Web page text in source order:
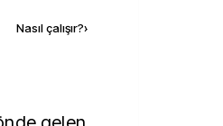
Nasıl çalışır?›